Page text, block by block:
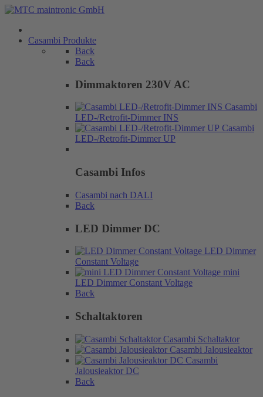
Casambi Produkte
Back
Back
Dimmaktoren 230V AC
Casambi
LED-/Retrofit-Dimmer INS
Casambi
LED-/Retrofit-Dimmer UP
Casambi Infos
Casambi nach DALI
Back
LED Dimmer DC
LED Dimmer
Constant Voltage
mini
LED Dimmer Constant Voltage
Back
Schaltaktoren
Casambi Schaltaktor
Casambi Jalousieaktor
Casambi
Jalousieaktor DC
Back